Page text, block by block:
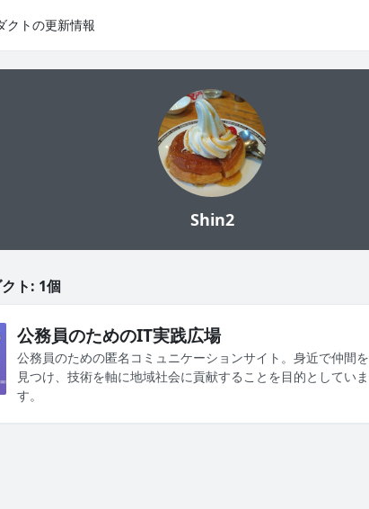
クトの更新情報
Shin2
ト: 1個
公務員のためのIT実践広場
公務員のための匿名コミュニケーションサイト。身近で仲間を
見つけ、技術を軸に地域社会に貢献することを目的としていま
す。